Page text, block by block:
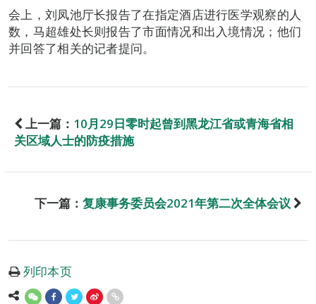
会上，刘凤池厅长报告了在指定酒店进行医学观察的人
数，马超雄处长则报告了市面情况和出入境情况；他们
并回答了相关的记者提问。
上一篇： 10月29日零时起曾到黑龙江省或青海省相
关区域人士的防疫措施
下一篇： 复康事务委员会2021年第二次全体会议
列印本页